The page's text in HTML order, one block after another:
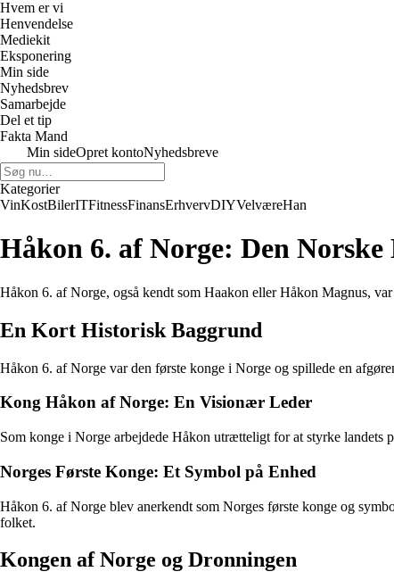
Hvem er vi
Henvendelse
Mediekit
Eksponering
Min side
Nyhedsbrev
Samarbejde
Del et tip
Fakta Mand
Min sideOpret kontoNyhedsbreve
Kategorier
VinKostBilerITFitnessFinansErhvervDIYVelværeHan
Håkon 6. af Norge: Den Norske
Håkon 6. af Norge, også kendt som Haakon eller Håkon Magnus,
En Kort Historisk Baggrund
Håkon 6. af Norge var den første konge i Norge og spillede en
Kong Håkon af Norge: En Visionær Leder
Som konge i Norge arbejdede Håkon utrætteligt for at styrke
Norges Første Konge: Et Symbol på Enhed
Håkon 6. af Norge blev anerkendt som Norges første konge og
folket.
Kongen af Norge og Dronningen